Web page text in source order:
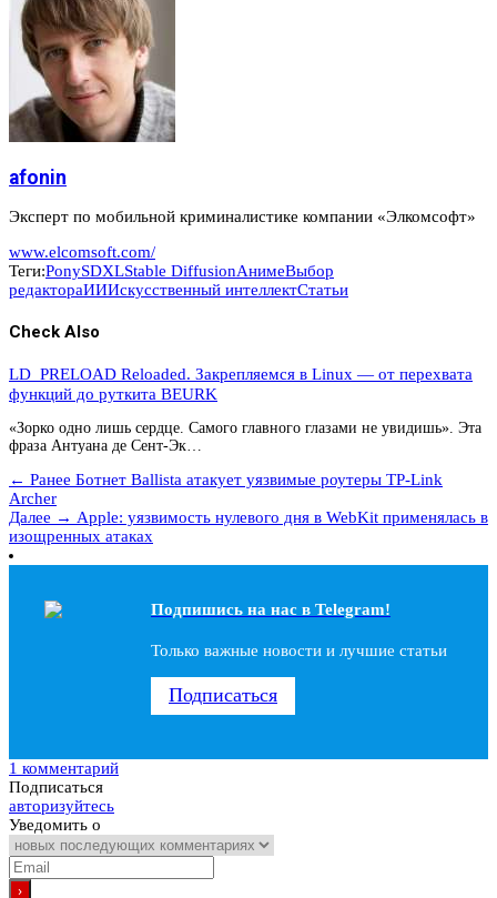
afonin
Эксперт по мобильной криминалистике компании «Элкомсофт»
www.elcomsoft.com/
Теги:PonySDXLStable DiffusionАнимеВыбор
редактораИИИскусственный интеллектСтатьи
Check Also
LD_PRELOAD Reloaded. Закрепляемся в Linux — от перехвата
функций до руткита BEURK
«Зорко одно лишь сердце. Самого главного глазами не увидишь». Эта
фраза Антуана де Сент-Эк…
← Ранее Ботнет Ballista атакует уязвимые роутеры TP-Link
Archer
Далее → Apple: уязвимость нулевого дня в WebKit применялась в
изощренных атаках
Подпишись на наc в Telegram!
Только важные новости и лучшие статьи
Подписаться
1 комментарий
Подписаться
авторизуйтесь
Уведомить о